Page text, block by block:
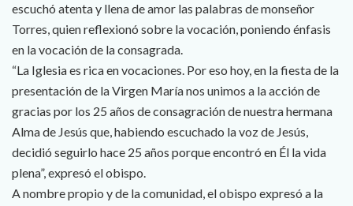
escuchó atenta y llena de amor las palabras de monseñor
Torres, quien reflexionó sobre la vocación, poniendo énfasis
en la vocación de la consagrada.
“La Iglesia es rica en vocaciones. Por eso hoy, en la fiesta de la
presentación de la Virgen María nos unimos a la acción de
gracias por los 25 años de consagración de nuestra hermana
Alma de Jesús que, habiendo escuchado la voz de Jesús,
decidió seguirlo hace 25 años porque encontró en Él la vida
plena”, expresó el obispo.
A nombre propio y de la comunidad, el obispo expresó a la